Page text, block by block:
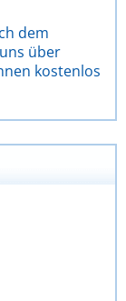
dem
über
kostenlos